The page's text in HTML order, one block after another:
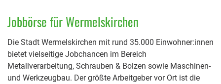
Jobbörse für Wermelskirchen
Die Stadt Wermelskirchen mit rund 35.000 Einwohner:innen
bietet vielseitige Jobchancen im Bereich
Metallverarbeitung, Schrauben & Bolzen sowie Maschinen-
und Werkzeugbau. Der größte Arbeitgeber vor Ort ist die